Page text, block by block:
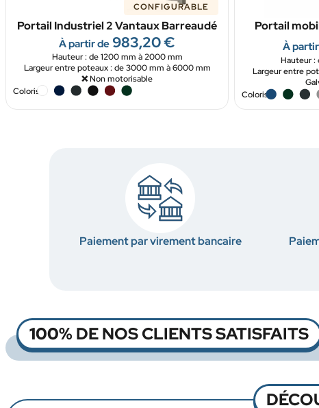
CONFIGURABLE
Portail Industriel 2 Vantaux Barreaudé
À partir de 983,20€
Hauteur : de 1200 mm à 2000 mm
Largeur entre poteaux : de 3000 mm à 6000 mm
❌ Non motorisable
Coloris
Portail
À
Hauteur :
Largeur entre
Coloris
Paiement par virement bancaire
100% DE NOS CLIENTS SATISFAITS